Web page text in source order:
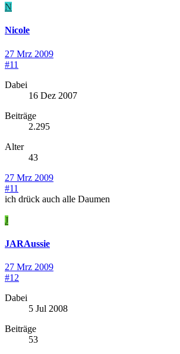
N
Nicole
27 Mrz 2009
#11
Dabei
16 Dez 2007
Beiträge
2.295
Alter
43
27 Mrz 2009
#11
ich drück auch alle Daumen
J
JARAussie
27 Mrz 2009
#12
Dabei
5 Jul 2008
Beiträge
53